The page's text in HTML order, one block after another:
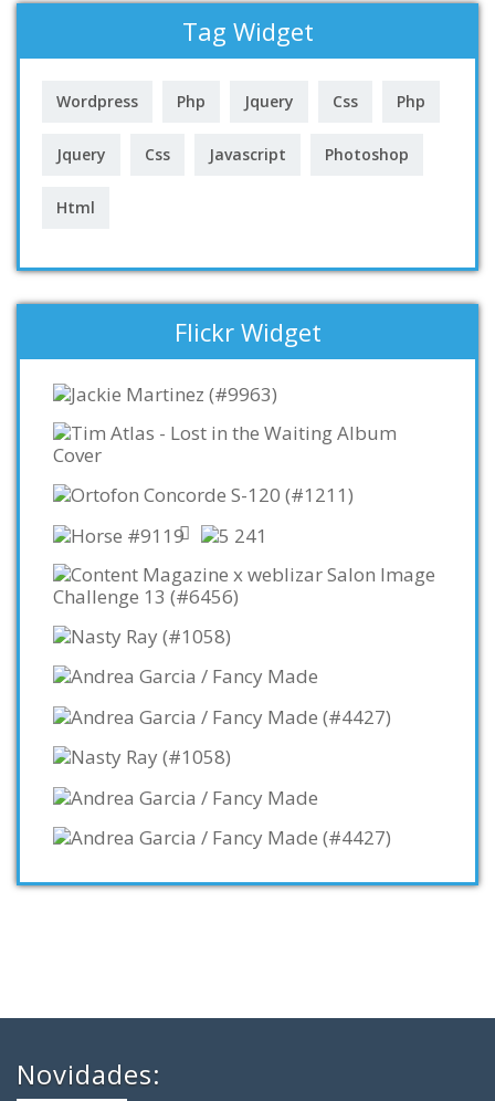
Tag Widget
Wordpress Php Jquery Css Php
Jquery Css Javascript Photoshop
Html
Flickr Widget
Novidades: